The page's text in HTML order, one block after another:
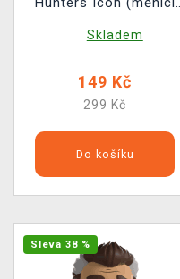
Skladem
149 Kč
299 Kč
Do košíku
Sleva 38 %